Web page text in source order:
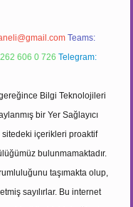
Teams:
606 0 726 Telegram:
Bilgi Teknolojileri
bir Yer Sağlayıcı
içerikleri proaktif
bulunmamaktadır.
taşımakta olup,
sayılırlar. Bu internet